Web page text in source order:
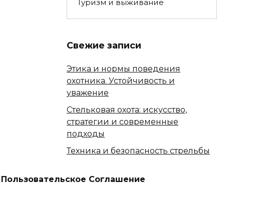
Туризм и выживание
Свежие записи
Этика и нормы поведения
охотника. Устойчивость и
уважение
Стельковая охота: искусство,
стратегии и современные
подходы
Техника и безопасность стрельбы
Пользовательское Соглашение